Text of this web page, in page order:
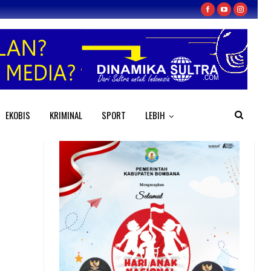
EKOBIS KRIMINAL SPORT LEBIH